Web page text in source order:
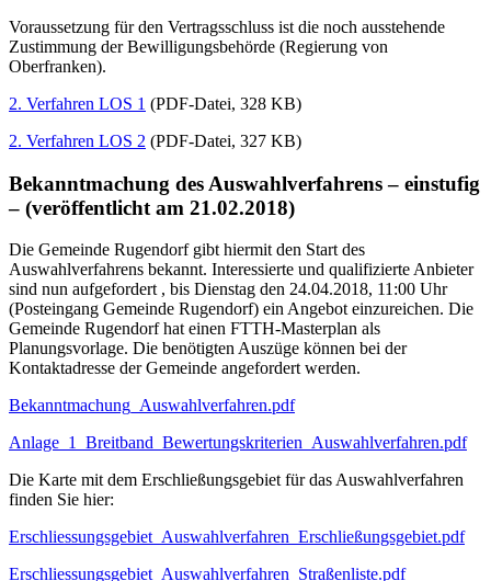
Voraussetzung für den Vertragsschluss ist die noch ausstehende
Zustimmung der Bewilligungsbehörde (Regierung von
Oberfranken).
2. Verfahren LOS 1 (PDF-Datei, 328 KB)
2. Verfahren LOS 2 (PDF-Datei, 327 KB)
Bekanntmachung des Auswahlverfahrens – einstufig
– (veröffentlicht am 21.02.2018)
Die Gemeinde Rugendorf gibt hiermit den Start des
Auswahlverfahrens bekannt. Interessierte und qualifizierte Anbieter
sind nun aufgefordert , bis Dienstag den 24.04.2018, 11:00 Uhr
(Posteingang Gemeinde Rugendorf) ein Angebot einzureichen. Die
Gemeinde Rugendorf hat einen FTTH-Masterplan als
Planungsvorlage. Die benötigten Auszüge können bei der
Kontaktadresse der Gemeinde angefordert werden.
Bekanntmachung_Auswahlverfahren.pdf
Anlage_1_Breitband_Bewertungskriterien_Auswahlverfahren.pdf
Die Karte mit dem Erschließungsgebiet für das Auswahlverfahren
finden Sie hier:
Erschliessungsgebiet_Auswahlverfahren_Erschließungsgebiet.pdf
Erschliessungsgebiet_Auswahlverfahren_Straßenliste.pdf